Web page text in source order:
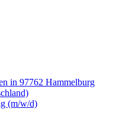
in 97762 Hammelburg
(m/w/d)